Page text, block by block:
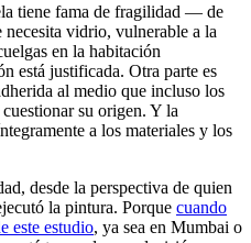
tiene fama de fragilidad — de
vidrio, vulnerable a la
en la habitación
está justificada. Otra parte es
al medio que incluso los
su origen. Y la
a los materiales y los
desde la perspectiva de quien
la pintura. Porque cuando
este estudio, ya sea en Mumbai o